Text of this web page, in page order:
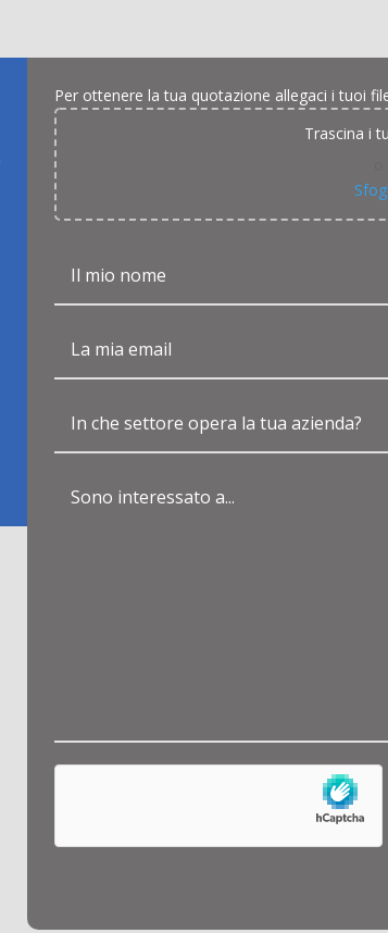
Per ottenere la tua quotazione allegaci i tuoi
Trascina i